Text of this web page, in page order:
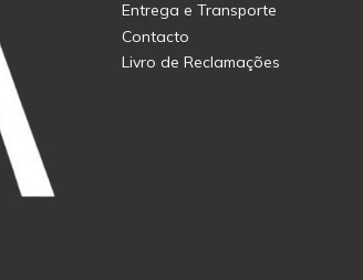
Entrega e Transporte
Contacto
Livro de Reclamações